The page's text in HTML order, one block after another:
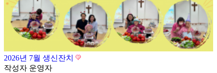
2026년 7월 생신잔치
작성자 운영자